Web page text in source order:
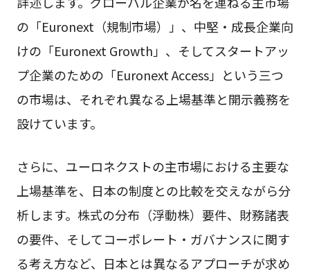
の「Euronext（規制市場）」、中堅・成長企業向
けの「Euronext Growth」、そしてスタートアッ
プ企業のための「Euronext Access」という三つ
の市場は、それぞれ異なる上場基準と開示義務を
設けています。
さらに、ユーロネクストの主市場における主要な
上場基準を、日本の制度との比較を交えながら分
析します。株式の分布（浮動株）要件、財務諸表
の要件、そしてコーポレート・ガバナンスに関す
る考え方など、日本とは異なるアプローチが求め